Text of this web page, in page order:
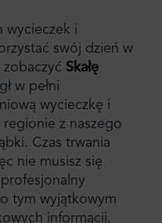
wycieczek i
swój dzień w
Skałę
w pełni
wycieczkę i
z naszego
Czas trwania
nie musisz się
tym wyjątkowym
informacji,